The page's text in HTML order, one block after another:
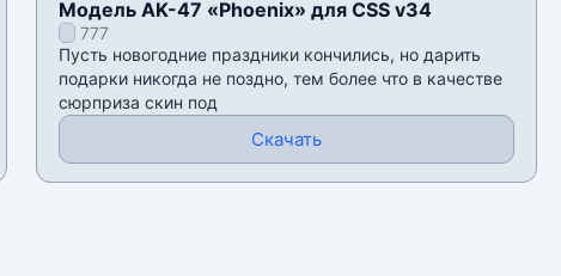
Модель AK-47 «Phoenix» для CSS v34
777
Пусть новогодние праздники кончились, но дарить
подарки никогда не поздно, тем более что в качестве
сюрприза скин под
Скачать